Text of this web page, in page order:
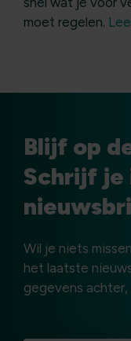
moet regelen.
Blijf op
Schrijf je
Wil je niets
het laatste
gegevens